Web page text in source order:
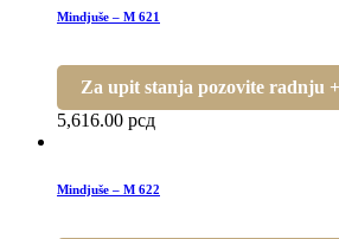
Mindjuše – M 621
Za upit stanja pozovite radnju
5,616.00 рсд
Mindjuše – M 622